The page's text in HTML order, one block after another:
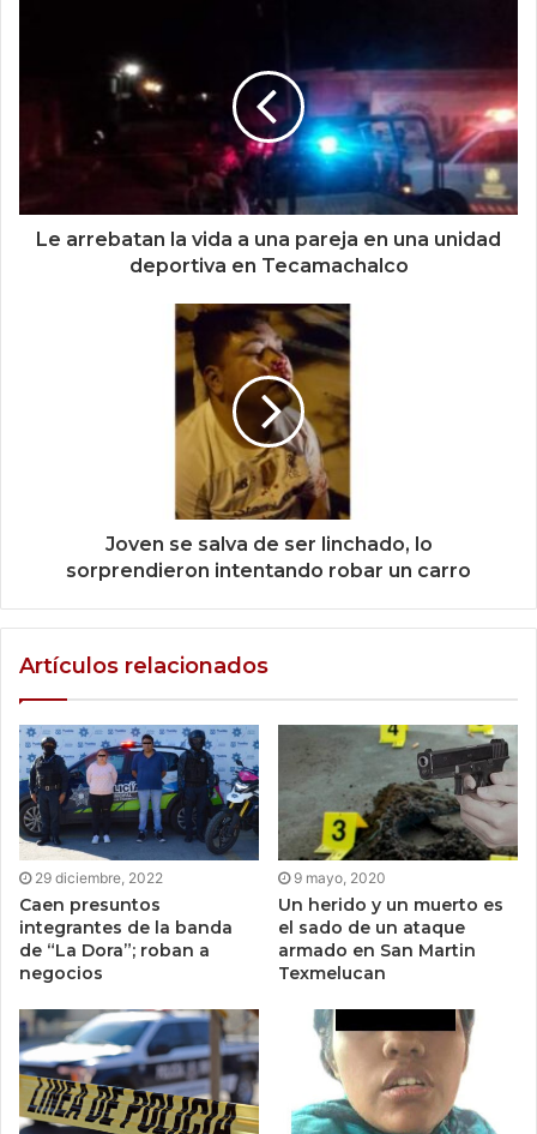
Le arrebatan la vida a una pareja en una unidad
deportiva en Tecamachalco
Joven se salva de ser linchado, lo
sorprendieron intentando robar un carro
Artículos relacionados
29 diciembre, 2022
Caen presuntos
integrantes de la banda
de “La Dora”; roban a
negocios
9 mayo, 2020
Un herido y un muerto es
el sado de un ataque
armado en San Martin
Texmelucan